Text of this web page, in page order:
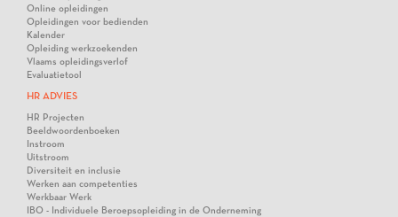
Online opleidingen
Opleidingen voor bedienden
Kalender
Opleiding werkzoekenden
Vlaams opleidingsverlof
Evaluatietool
HR ADVIES
HR Projecten
Beeldwoordenboeken
Instroom
Uitstroom
Diversiteit en inclusie
Werken aan competenties
Werkbaar Werk
IBO - Individuele Beroepsopleiding in de Onderneming